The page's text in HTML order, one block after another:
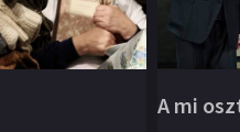
A mi